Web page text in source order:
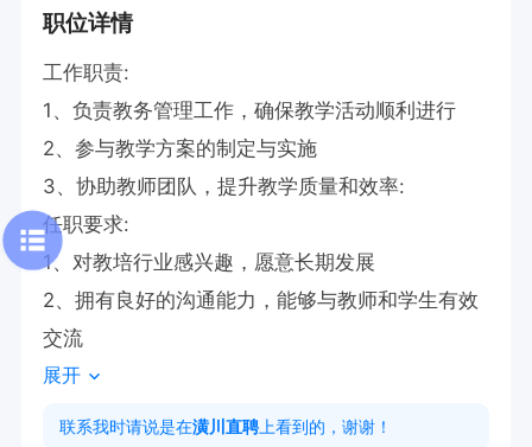
职位详情
工作职责:
1、负责教务管理工作，确保教学活动顺利进行
2、参与教学方案的制定与实施
3、协助教师团队，提升教学质量和效率:
任职要求:
1、对教培行业感兴趣，愿意长期发展
2、拥有良好的沟通能力，能够与教师和学生有效
交流
展开
联系我时请说是在潢川直聘 上看到的，谢谢！